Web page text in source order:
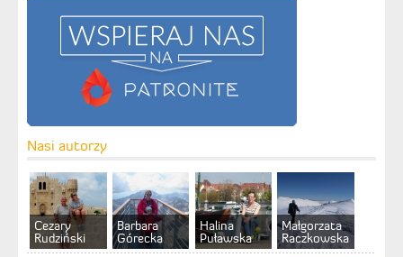
Nasi autorzy
Cezary
Rudziński
Barbara
Górecka
Halina
Puławska
Małgorzata
Raczkowska